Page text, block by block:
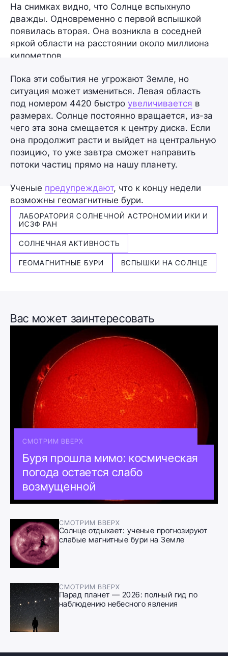
На снимках видно, что Солнце вспыхнуло
дважды. Одновременно с первой вспышкой
появилась вторая. Она возникла в соседней
яркой области на расстоянии около миллиона
километров.
Пока эти события не угрожают Земле, но
ситуация может измениться. Левая область
под номером 4420 быстро увеличивается в
размерах. Солнце постоянно вращается, из-за
чего эта зона смещается к центру диска. Если
она продолжит расти и выйдет на центральную
позицию, то уже завтра сможет направить
потоки частиц прямо на нашу планету.
Ученые предупреждают, что к концу недели
возможны геомагнитные бури.
ЛАБОРАТОРИЯ СОЛНЕЧНОЙ АСТРОНОМИИ ИКИ И
ИСЗФ РАН
СОЛНЕЧНАЯ АКТИВНОСТЬ
ГЕОМАГНИТНЫЕ БУРИ ВСПЫШКИ НА СОЛНЦЕ
Вас может заинтересовать
СМОТРИМ ВВЕРХ
Буря прошла мимо: космическая
погода остается слабо
возмущенной
СМОТРИМ ВВЕРХ
Солнце отдыхает: ученые прогнозируют
слабые магнитные бури на Земле
СМОТРИМ ВВЕРХ
Парад планет — 2026: полный гид по
наблюдению небесного явления